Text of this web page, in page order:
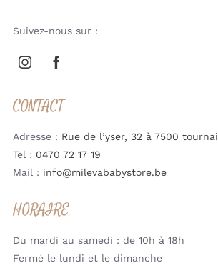
Suivez-nous sur :
CONTACT
Adresse : Rue de l’yser, 32 à 7500 tournai
Tel : 0470 72 17 19
Mail : info@milevababystore.be
HORAIRE
Du mardi au samedi : de 10h à 18h
Fermé le lundi et le dimanche